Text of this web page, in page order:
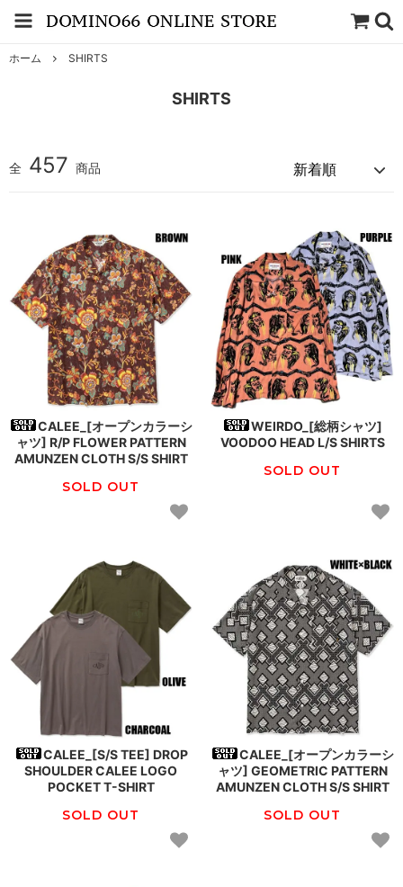
ホーム SHIRTS
SHIRTS
全 457 商品
CALEE_[オープンカラーシ
ャツ] R/P FLOWER PATTERN
AMUNZEN CLOTH S/S SHIRT
SOLD OUT
WEIRDO_[総柄シャツ]
VOODOO HEAD L/S SHIRTS
SOLD OUT
CALEE_[S/S TEE] DROP
SHOULDER CALEE LOGO
POCKET T-SHIRT
SOLD OUT
CALEE_[オープンカラーシ
ャツ] GEOMETRIC PATTERN
AMUNZEN CLOTH S/S SHIRT
SOLD OUT